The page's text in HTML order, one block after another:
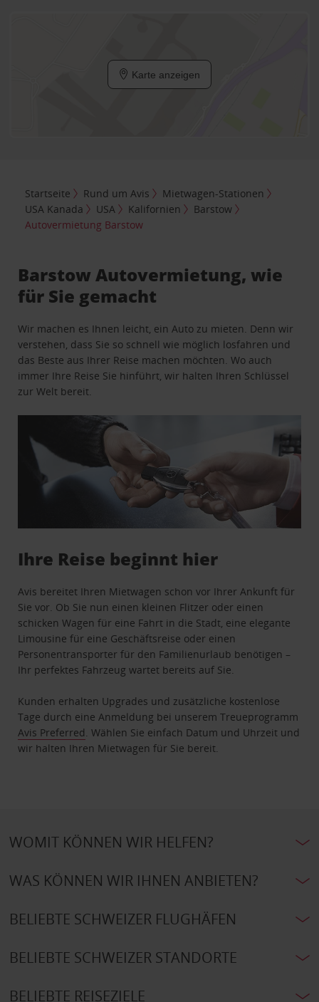
Karte anzeigen
Startseite Rund um Avis
Mietwagen-Stationen
USA Kanada
USA Kalifornien
Barstow
Autovermietung Barstow
Barstow Autovermietung, wie
für Sie gemacht
Wir machen es Ihnen leicht, ein Auto zu mieten. Denn wir
verstehen, dass Sie so schnell wie möglich losfahren und
das Beste aus Ihrer Reise machen möchten. Wo auch
immer Ihre Reise Sie hinführt, wir halten Ihren Schlüssel
zur Welt bereit.
Ihre Reise beginnt hier
Avis bereitet Ihren Mietwagen schon vor Ihrer Ankunft für
Sie vor. Ob Sie nun einen kleinen Flitzer oder einen
schicken Wagen für eine Fahrt in die Stadt, eine elegante
Limousine für eine Geschäftsreise oder einen
Personentransporter für den Familienurlaub benötigen –
Ihr perfektes Fahrzeug wartet bereits auf Sie.
Kunden erhalten Upgrades und zusätzliche kostenlose
Tage durch eine Anmeldung bei unserem Treueprogramm
Avis Preferred . Wählen Sie einfach Datum und Uhrzeit und
wir halten Ihren Mietwagen für Sie bereit.
WOMIT KÖNNEN WIR HELFEN?
WAS KÖNNEN WIR IHNEN ANBIETEN?
BELIEBTE SCHWEIZER FLUGHÄFEN
BELIEBTE SCHWEIZER STANDORTE
BELIEBTE REISEZIELE